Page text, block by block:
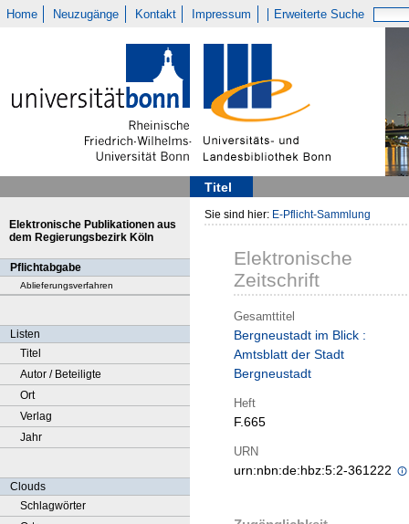
Home Neuzugänge Kontakt Impressum Erweiterte Suche
Titel
Elektronische Publikationen aus
dem Regierungsbezirk Köln
Pflichtabgabe
Ablieferungsverfahren
Listen
Titel
Autor / Beteiligte
Ort
Verlag
Jahr
Clouds
Schlagwörter
Sie sind hier: E-Pflicht-Sammlung
Elektronische
Zeitschrift
Gesamttitel
Bergneustadt im Blick :
Amtsblatt der Stadt
Bergneustadt
Heft
F.665
URN
urn:nbn:de:hbz:5:2-361222